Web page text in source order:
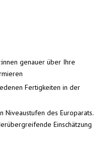
genauer über Ihre
Fertigkeiten in der
Niveaustufen des Europarats.
Einschätzung